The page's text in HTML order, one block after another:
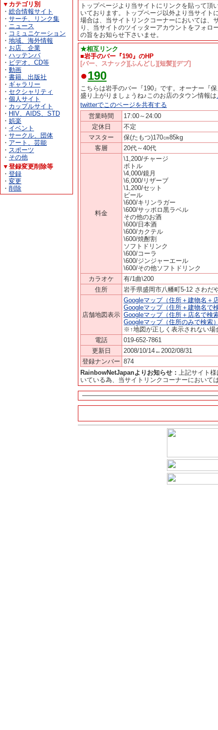
▼カテゴリ別
・ 総合情報サイト
・ サーチ、リンク集
・ ニュース
・ コミュニケーション
・ 地域、海外情報
・ お店、企業
・ ハッテンバ
・ ビデオ、CD等
・ 動画
・ 書籍、出版社
・ ギャラリー
・ セクシャリティ
・ 個人サイト
・ カップルサイト
・ HIV、AIDS、STD
・ 娯楽
・ イベント
・ サークル、団体
・ アート、芸能
・ スポーツ
・ その他
▼登録変更削除等
・ 登録
・ 変更
・ 削除
トップページより当サイトにリンクを貼って
いております。トップページ以外より当サイト
場合は、当サイトリンクコーナーにおいては、
り、当サイトのツイッターアカウントをフォ
の旨をお知らせ下さいませ。
★相互リンク
■岩手のバー『190』のHP
[バー、スナック][ふんどし][短髪][デブ]
●190
こちらは岩手のバー『190』です。オーナー『
盛り上がりましょうね♪このお店のタウン情報は
twitterでこのページを共有する
営業時間
17:00～24:00
定休日
不定
マスター
保(たもつ)170㎝85kg
客層
20代～40代
料金
\1,200/チャージ
ボトル
\4,000/鏡月
\6,000/リザーブ
\1,200/セット
ビール
\600/キリンラガー
\600/サッポロ黒ラベル
その他のお酒
\600/日本酒
\600/カクテル
\600/焼酎割
ソフトドリンク
\600/コーラ
\600/ジンジャーエール
\600/その他ソフトドリンク
カラオケ
有/1曲\200
住所
岩手県盛岡市八幡町5-12 さわだ
店舗地図表示
Googleマップ（住所＋建物名＋
Googleマップ（住所＋建物名で
Googleマップ（住所＋店名で検
Googleマップ（住所のみで検索
※↑地図が正しく表示されない場
電話
019-652-7861
更新日
2008/10/14←2002/08/31
登録ナンバー 874
RainbowNetJapanよりお知らせ： 上記サイト
いている為、当サイトリンクコーナーにおいて